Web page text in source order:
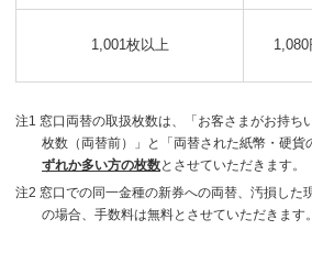
1,001枚以上 1,080
注1 窓口両替の取扱枚数は、「お客さまがお持ち
枚数（両替前）」と「両替された紙幣・硬貨
ずれか多い方の枚数とさせていただきます。
注2 窓口での同一金種の新券への両替、汚損した
の場合、手数料は無料とさせていただきます。